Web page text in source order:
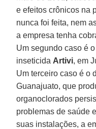
e efeitos crônicos na
nunca foi feita, nem
a empresa tenha
Um segundo caso é
inseticida Artivi, em
Um terceiro caso é o
Guanajuato, que
organoclorados
problemas de saúde
suas instalações, a